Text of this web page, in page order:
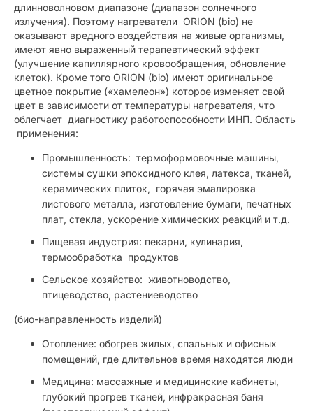
длинноволновом диапазоне (диапазон солнечного
излучения). Поэтому нагреватели ORION (bio) не
оказывают вредного воздействия на живые организмы,
имеют явно выраженный терапевтический эффект
(улучшение капиллярного кровообращения, обновление
клеток). Кроме того ORION (bio) имеют оригинальное
цветное покрытие («хамелеон») которое изменяет свой
цвет в зависимости от температуры нагревателя, что
облегчает диагностику работоспособности ИНП. Область
применения:
Промышленность: термоформовочные машины,
системы сушки эпоксидного клея, латекса, тканей,
керамических плиток, горячая эмалировка
листового металла, изготовление бумаги, печатных
плат, стекла, ускорение химических реакций и т.д.
Пищевая индустрия: пекарни, кулинария,
термообработка продуктов
Сельское хозяйство: животноводство,
птицеводство, растениеводство
(био-направленность изделий)
Отопление: обогрев жилых, спальных и офисных
помещений, где длительное время находятся люди
Медицина: массажные и медицинские кабинеты,
глубокий прогрев тканей, инфракрасная баня